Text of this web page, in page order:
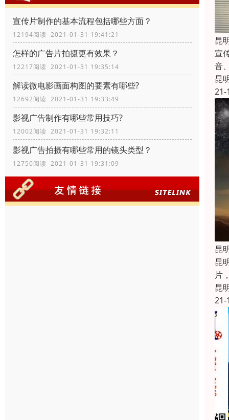
宣传片制作的基本流程包括哪些方面？
12194阅读 2021-01-31 19:41:21
怎样的广告片拍摄更有效果？
12217阅读 2021-01-31 19:35:14
解读微电影画面构图的要素有哪些?
12692阅读 2021-01-31 19:33:49
影视广告制作有哪些常用技巧?
12002阅读 2021-01-31 19:32:11
影视广告拍摄有哪些常用的镜头类型？
12750阅读 2021-01-31 19:31:09
昆
宣
音
昆
21-
昆
昆
片
昆
21-